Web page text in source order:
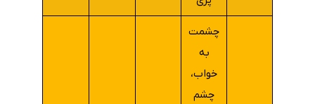
چشمت
به
خواب،
چشم